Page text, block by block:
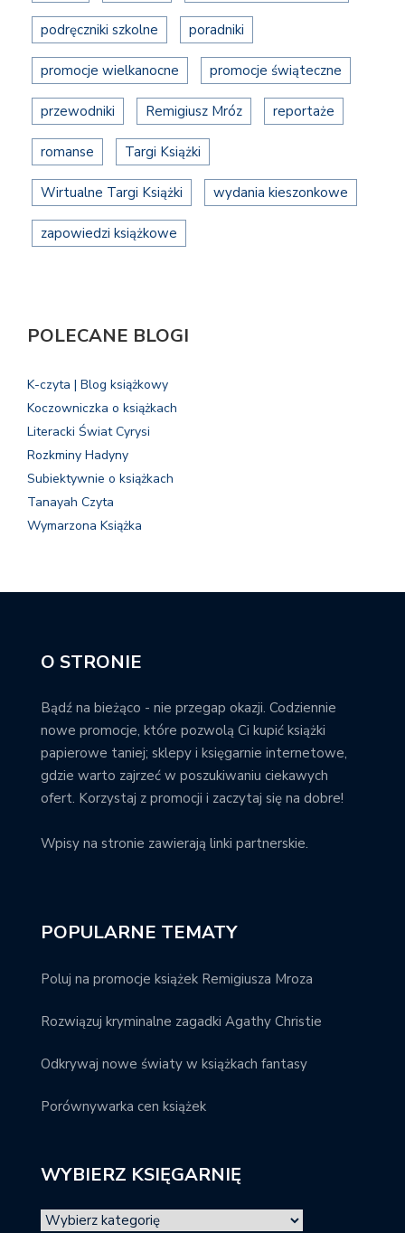
podręczniki szkolne poradniki
promocje wielkanocne promocje świąteczne
przewodniki Remigiusz Mróz reportaże
romanse Targi Książki
Wirtualne Targi Książki wydania kieszonkowe
zapowiedzi książkowe
POLECANE BLOGI
K-czyta | Blog książkowy
Koczowniczka o książkach
Literacki Świat Cyrysi
Rozkminy Hadyny
Subiektywnie o książkach
Tanayah Czyta
Wymarzona Książka
O STRONIE
Bądź na bieżąco - nie przegap okazji. Codziennie
nowe promocje, które pozwolą Ci kupić książki
papierowe taniej; sklepy i księgarnie internetowe,
gdzie warto zajrzeć w poszukiwaniu ciekawych
ofert. Korzystaj z promocji i zaczytaj się na dobre!
Wpisy na stronie zawierają linki partnerskie.
POPULARNE TEMATY
Poluj na promocje książek Remigiusza Mroza
Rozwiązuj kryminalne zagadki Agathy Christie
Odkrywaj nowe światy w książkach fantasy
Porównywarka cen książek
WYBIERZ KSIĘGARNIĘ